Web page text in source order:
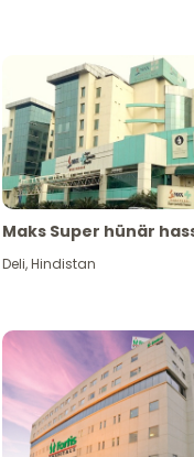
Maks Super hünär
Deli,Hindistan